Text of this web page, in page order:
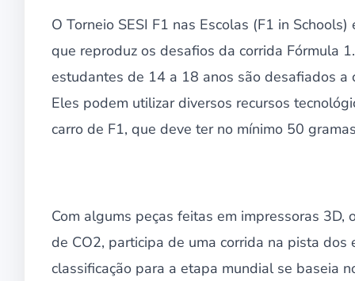
O Torneio SESI F1 nas Escolas (F1 in
que reproduz os desafios da corrida Fórmula
estudantes de 14 a 18 anos são desafiados a
Eles podem utilizar diversos recursos
carro de F1, que deve ter no mínimo 50
Com algums peças feitas em impressoras
de CO2, participa de uma corrida na pista
classificação para a etapa mundial se baseia